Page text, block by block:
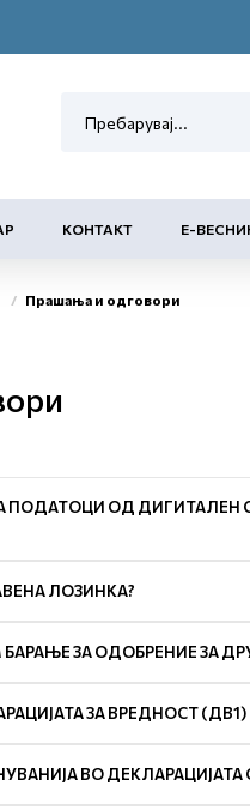
КОНТАКТ Е-
Прашања и одговори
ПОДАТОЦИ ОД ДИГИТАЛЕН
ЛОЗИНКА?
ЗА ОДОБРЕНИЕ ЗА
ЗА ВРЕДНОСТ (ДВ1)
ВО